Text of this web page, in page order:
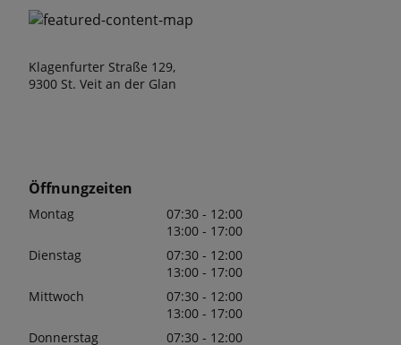
Klagenfurter Straße 129,
9300 St. Veit an der Glan
Öffnungzeiten
Montag
07:30 - 12:00
13:00 - 17:00
Dienstag
07:30 - 12:00
13:00 - 17:00
Mittwoch
07:30 - 12:00
13:00 - 17:00
Donnerstag
07:30 - 12:00